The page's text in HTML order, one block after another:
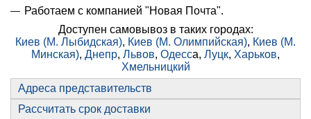
Работаем с компанией "Новая Почта".
Доступен самовывоз в таких городах:
Киев (М. Лыбидская), Киев (М. Олимпийская), Киев (М.
Минская), Днепр, Львов, Одесса, Луцк, Харьков,
Хмельницкий
Адреса представительств
Рассчитать срок доставки